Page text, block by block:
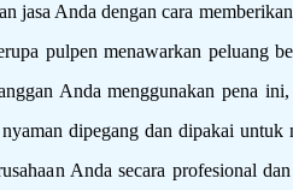
jasa Anda dengan cara
pulpen menawarkan peluang
Anda menggunakan pena
dipegang dan dipakai
Anda secara profesional